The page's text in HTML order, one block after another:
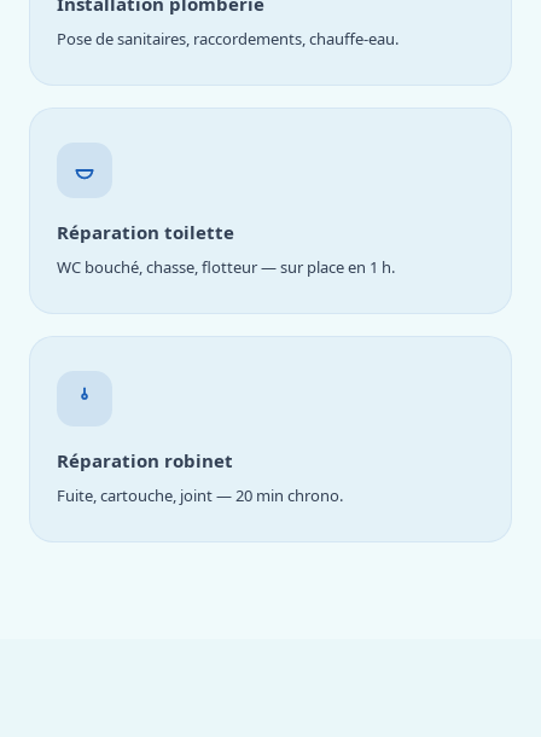
Pose de sanitaires, raccordements, chauffe-eau.
Réparation toilette
WC bouché, chasse, flotteur — sur place en 1 h.
Réparation robinet
Fuite, cartouche, joint — 20 min chrono.